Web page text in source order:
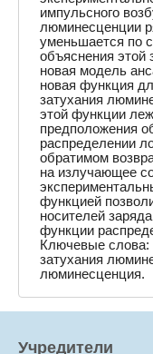
импульсного
люминесценции
уменьшается по
объяснения этой
новая модель
новая функция
затухания
этой функции
предположения
распределении
обратимом
на излучающее
функцией
носителей
функции
Ключевые слова:
затухания
люминесценция.
Учредители